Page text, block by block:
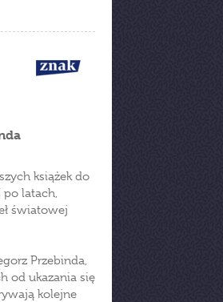
książek do
po latach,
światowej
Przebinda,
od ukazania się
kolejne